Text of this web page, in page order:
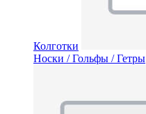
Колготки
Носки / Гольфы / Гетры